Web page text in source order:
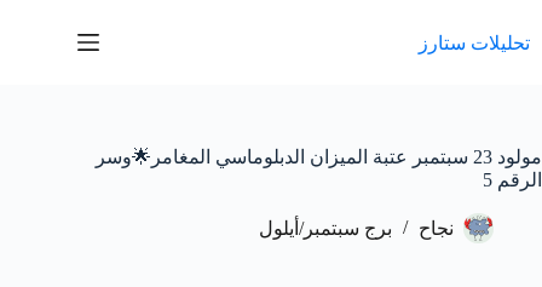
المحتوى
تحليلات ستارز
مولود 23 سبتمبر عتبة الميزان الدبلوماسي المغامر🌟وسر
الرقم 5
نجاح برج سبتمبر/أيلول